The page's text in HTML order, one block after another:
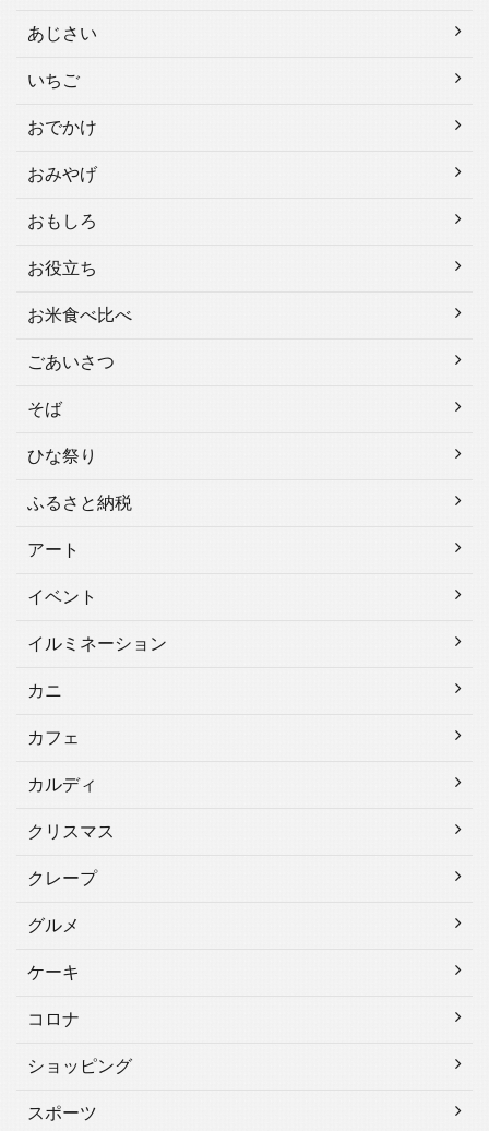
あじさい
いちご
おでかけ
おみやげ
おもしろ
お役立ち
お米食べ比べ
ごあいさつ
そば
ひな祭り
ふるさと納税
アート
イベント
イルミネーション
カニ
カフェ
カルディ
クリスマス
クレープ
グルメ
ケーキ
コロナ
ショッピング
スポーツ